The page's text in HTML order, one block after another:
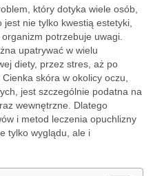
który dotyka wiele osób,
nie tylko kwestią estetyki,
potrzebuje uwagi.
upatrywać w wielu
diety, przez stres, aż po
skóra w okolicy oczu,
jest szczególnie podatna na
wewnętrzne. Dlatego
i metod leczenia opuchlizny
tylko wyglądu, ale i